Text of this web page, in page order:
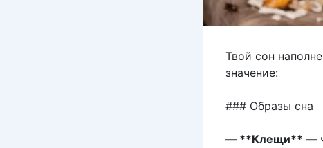
Твой сон
значение:
### Образы сна
— **Клещи** —